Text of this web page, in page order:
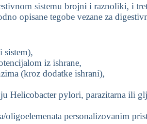
sistemu brojni i raznoliki, i
opisane tegobe vezane za
sistem),
iz ishrane,
(kroz dodatke ishrani),
Helicobacter pylori, parazitarna ili
personalizovanim